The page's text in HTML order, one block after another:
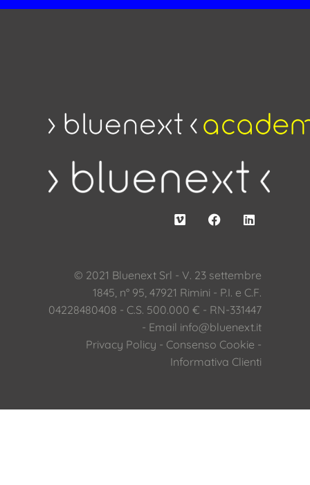
© 2021 Bluenext Srl - V. 23 settembre
1845, n° 95, 47921 Rimini - P.I. e C.F.
04228480408 - C.S. 500.000 € - RN-331447
- Email info@bluenext.it
Privacy Policy - Consenso Cookie -
Informativa Clienti